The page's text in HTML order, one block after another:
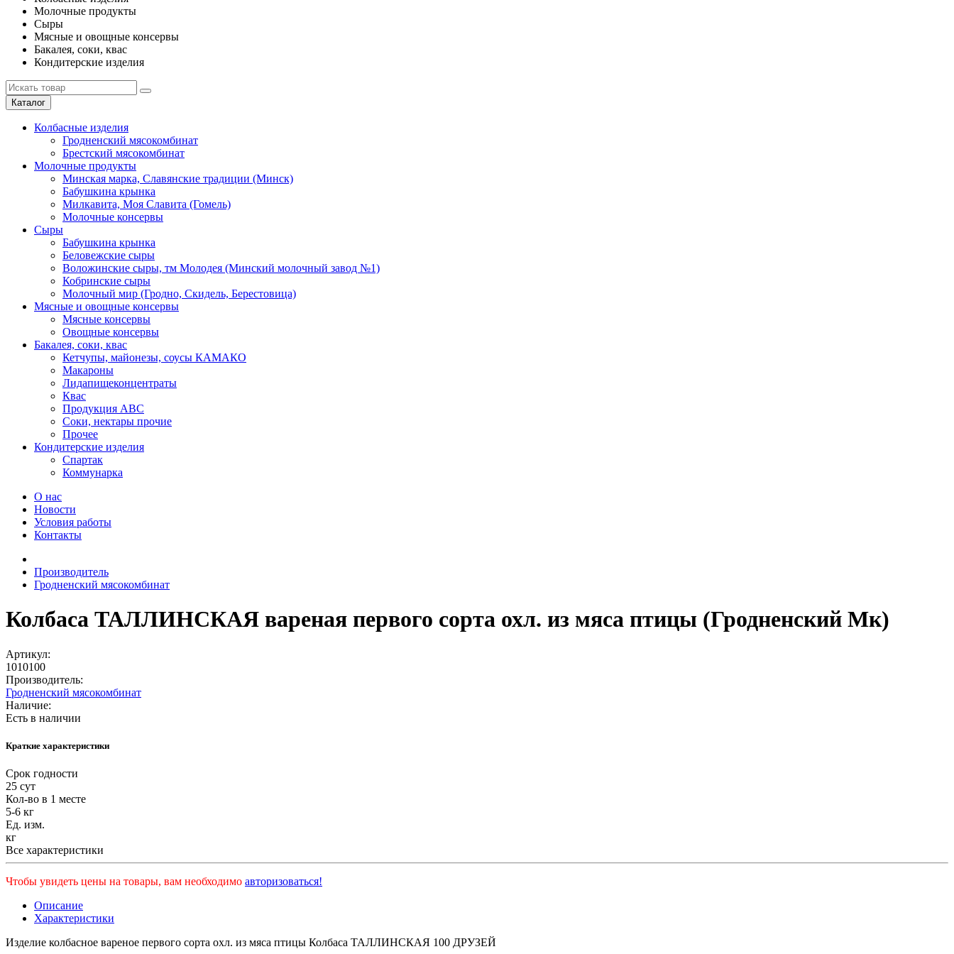
Молочные продукты
Сыры
Мясные и овощные консервы
Бакалея, соки, квас
Кондитерские изделия
Каталог
Колбасные изделия
Гродненский мясокомбинат
Брестский мясокомбинат
Молочные продукты
Минская марка, Славянские традиции (Минск)
Бабушкина крынка
Милкавита, Моя Славита (Гомель)
Молочные консервы
Сыры
Бабушкина крынка
Беловежские сыры
Воложинские сыры, тм Молодея (Минский молочный завод №1)
Кобринские сыры
Молочный мир (Гродно, Скидель, Берестовица)
Мясные и овощные консервы
Мясные консервы
Овощные консервы
Бакалея, соки, квас
Кетчупы, майонезы, соусы КАМАКО
Макароны
Лидапищеконцентраты
Квас
Продукция АВС
Соки, нектары прочие
Прочее
Кондитерские изделия
Спартак
Коммунарка
О нас
Новости
Условия работы
Контакты
Производитель
Гродненский мясокомбинат
Колбаса ТАЛЛИНСКАЯ вареная первого сорта охл. из мяса птицы (Гродненский Мк)
Артикул:
1010100
Производитель:
Гродненский мясокомбинат
Наличие:
Есть в наличии
Краткие характеристики
Срок годности
25 сут
Кол-во в 1 месте
5-6 кг
Ед. изм.
кг
Все характеристики
Чтобы увидеть цены на товары, вам необходимо авторизоваться!
Описание
Характеристики
Изделие колбасное вареное первого сорта охл. из мяса птицы Колбаса ТАЛЛИНСКАЯ 100 ДРУЗЕЙ